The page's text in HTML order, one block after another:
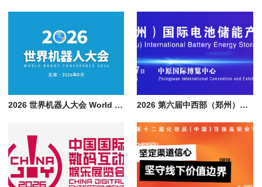
2026 世界机器人大会 World Robot Conference，论坛+博览会+大赛 2026 第六届中西部（郑州）国际电池储能产业展览会 | CESE 郑州储能展